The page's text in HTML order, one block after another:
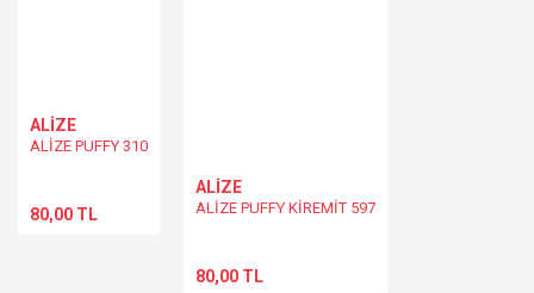
ALİZE
ALİZE PUFFY 310
80,00 TL
ALİZE
ALİZE PUFFY KİREMİT 597
80,00 TL